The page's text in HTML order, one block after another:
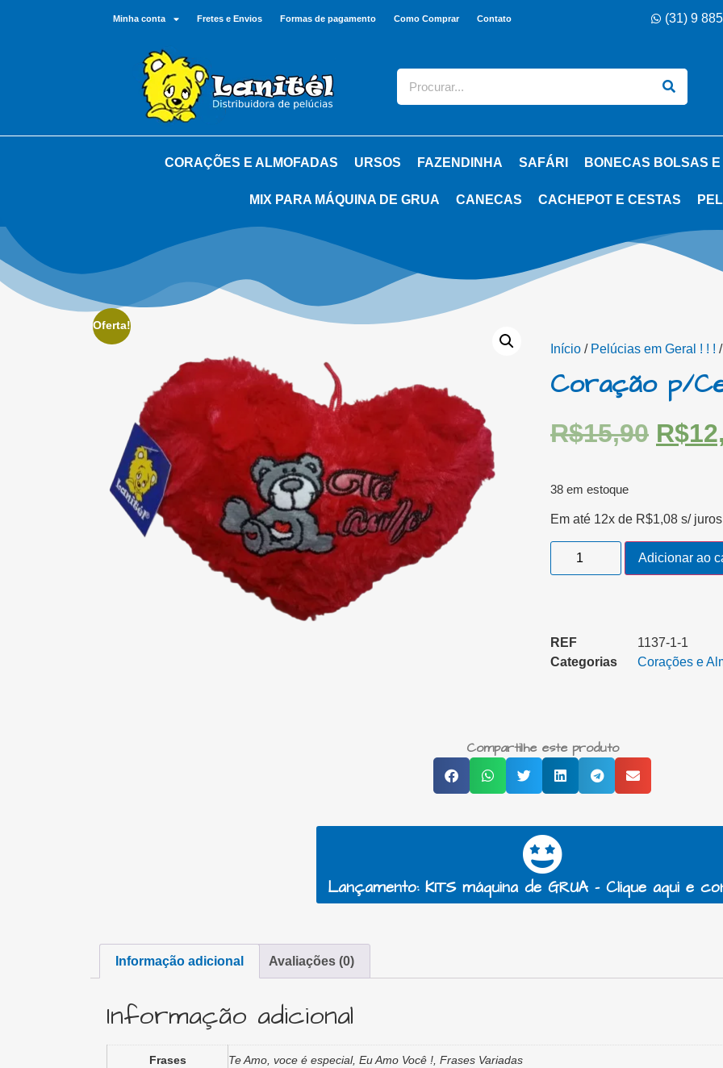
Minha conta Fretes e Envios Formas de pagamento Como Comprar Contato (31) 9
CORAÇÕES E ALMOFADAS URSOS FAZENDINHA SAFÁRI BONECAS BOLSAS
MIX PARA MÁQUINA DE GRUA CANECAS CACHEPOT E CESTAS
Oferta!
Início / Pelúcias em Geral ! ! !
Coração p/
R$15,90 R$
38 em estoque
Em até 12x de R$1,08 s/ juros
Adicionar ao
REF
1137-1-1
Categorias
Corações e
Compartilhe este produto
Lançamento: KITS máquina de GRUA - Clique aqui e
Informação adicional Avaliações (0)
Informação adicional
Frases Te Amo, voce é especial, Eu Amo Você !, Frases Variadas